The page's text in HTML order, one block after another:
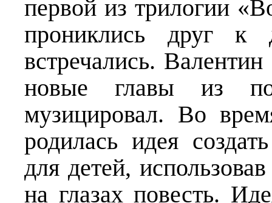
первой из трилогии
прониклись друг к
встречались.
новые главы из
музицировал. Во
родилась идея
для детей,
на глазах повесть.